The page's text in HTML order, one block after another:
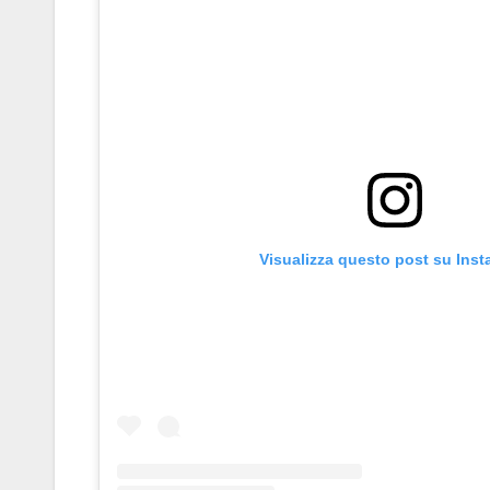
Visualizza questo post su